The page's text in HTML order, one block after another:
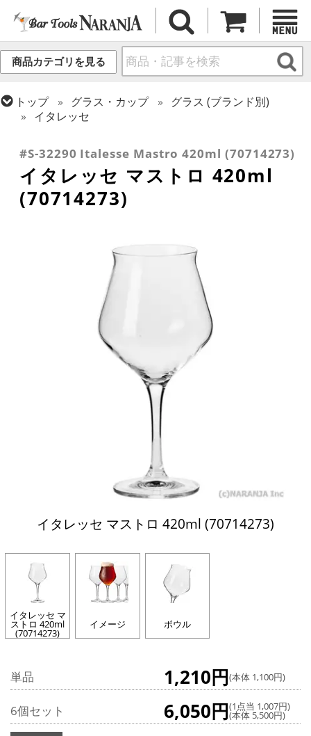
商品カテゴリを見る
トップ グラス・カップ
グラス (ブランド別)
イタレッセ
ビールグラス・ビアグラス
#S-32290 Italesse Mastro 420ml (70714273)
イタレッセ マストロ 420ml
(70714273)
イタレッセ マストロ 420ml (70714273)
イタレッセ マ
ストロ 420ml
(70714273)
イメージ ボウル
単品 1,210円(本体 1,100円)
6個セット 6,050円(1点当 1,007円)
(本体 5,500円)